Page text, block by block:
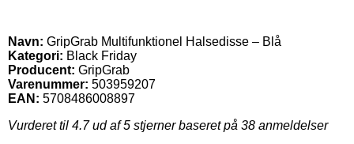
Navn: GripGrab Multifunktionel Halsedisse – Blå
Kategori: Black Friday
Producent: GripGrab
Varenummer: 503959207
EAN: 5708486008897
Vurderet til 4.7ud af 5 stjerner baseret på 38 anmeldelser